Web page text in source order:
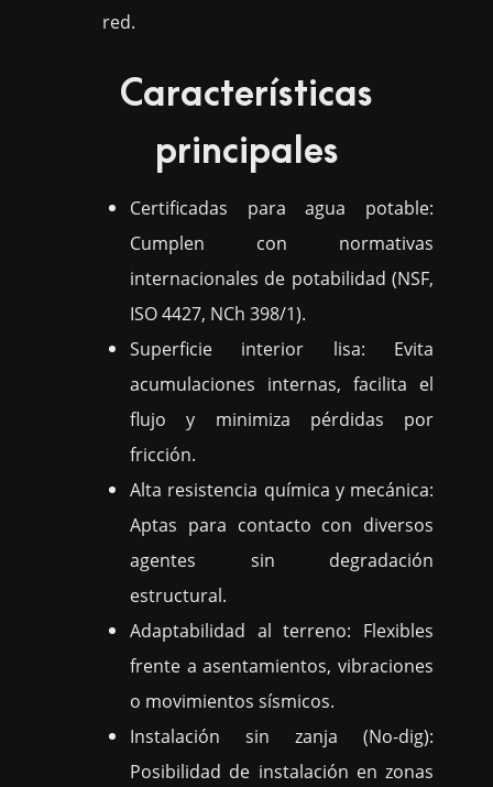
red.
Características
principales
Certificadas para agua potable:
Cumplen con normativas
internacionales de potabilidad (NSF,
ISO 4427, NCh 398/1).
Superficie interior lisa: Evita
acumulaciones internas, facilita el
flujo y minimiza pérdidas por
fricción.
Alta resistencia química y mecánica:
Aptas para contacto con diversos
agentes sin degradación
estructural.
Adaptabilidad al terreno: Flexibles
frente a asentamientos, vibraciones
o movimientos sísmicos.
Instalación sin zanja (No-dig):
Posibilidad de instalación en zonas